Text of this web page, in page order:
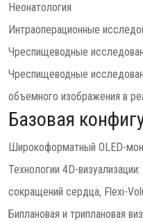
Неонатология
Интраоперационные
Чреспищеводные
Чреспищеводные
объемного изображения в
Базовая
Широкоформатный OLED-
Технологии 4D-
сокращений сердца, Flexi-
Биплановая и триплановая